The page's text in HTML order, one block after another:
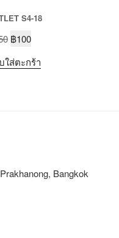
S4-18
฿100
ใส่ตะกร้า
Bangkok